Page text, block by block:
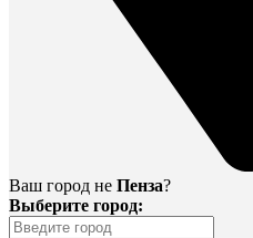
Ваш город не Пенза?
Выберите город: